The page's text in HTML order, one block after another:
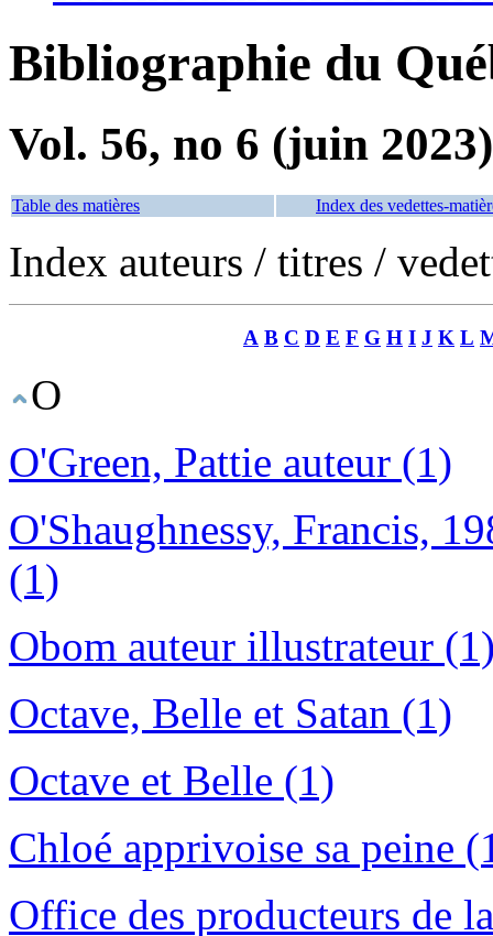
Bibliographie du
Vol. 56, no 6 (juin 2023)
Table des matières Index des vedettes-
Index auteurs / titres /
A B C D E F G H I J K L
O
O'Green, Pattie auteur (1)
O'Shaughnessy, Francis,
(1)
Obom auteur illustrateur
Octave, Belle et Satan (1)
Octave et Belle (1)
Chloé apprivoise sa peine
Office des producteurs de